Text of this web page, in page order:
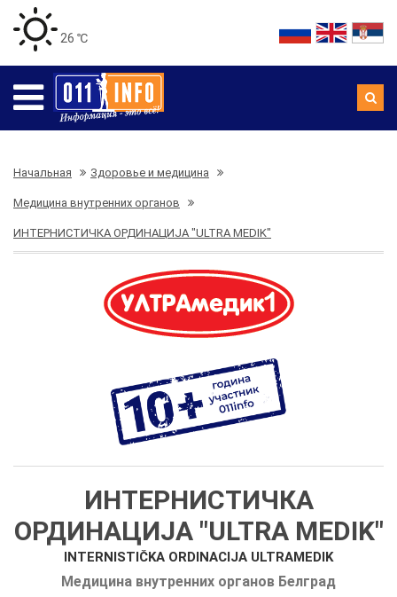
26 ℃
Начальная Здоровье и медицина
Медицина внутренних органов
ИНТЕРНИСТИЧКА ОРДИНАЦИЈА "ULTRA MEDIK"
ИНТЕРНИСТИЧКА
ОРДИНАЦИЈА "ULTRA MEDIK"
INTERNISTIČKA ORDINACIJA ULTRAMEDIK
Медицина внутренних органов Белград